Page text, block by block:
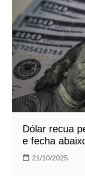
Dólar recua
e fecha
21/10/2025